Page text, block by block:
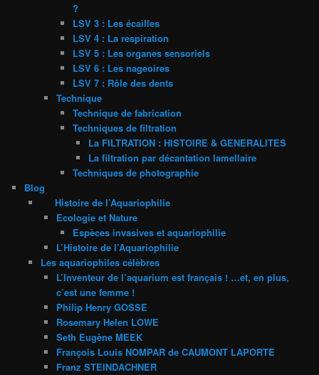
?
LSV 3 : Les écailles
LSV 4 : La respiration
LSV 5 : Les organes sensoriels
LSV 6 : Les nageoires
LSV 7 : Rôle des dents
Technique
Technique de fabrication
Techniques de filtration
La FILTRATION : HISTOIRE & GENERALITES
La filtration par décantation lamellaire
Techniques de photographie
Blog
Histoire de l’Aquariophilie
Ecologie et Nature
Espèces invasives et aquariophilie
L’Histoire de l’Aquariophilie
Les aquariophiles célèbres
L’Inventeur de l’aquarium est français ! …et, en plus,
c’est une femme !
Philip Henry GOSSE
Rosemary Helen LOWE
Seth Eugène MEEK
François Louis NOMPAR de CAUMONT LAPORTE
Franz STEINDACHNER